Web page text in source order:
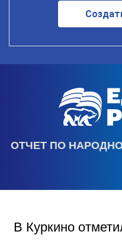
ОТЧЕТ ПО
В Куркино